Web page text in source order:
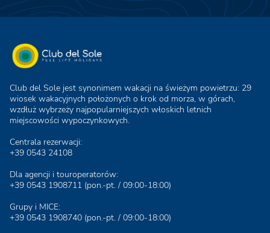
Club del Sole jest synonimem wakacji na świeżym powietrzu: 29
wiosek wakacyjnych położonych o krok od morza, w górach,
wzdłuż wybrzeży najpopularniejszych włoskich letnich
miejscowości wypoczynkowych.
Centrala rezerwacji:
+39 0543 24108
Dla agencji i touroperatorów:
+39 0543 1908711 (pon.-pt. / 09:00-18:00)
Grupy i MICE:
+39 0543 1908740 (pon.-pt. / 09:00-18:00)